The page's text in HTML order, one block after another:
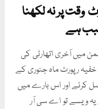
وقت پر نہ لکھنا
ہے
میں آخری اتھارٹی کی
رپورٹ ماہ جنوری کے
کرئے اور اس بارے میں
یہ ویسے تو اے سی آر